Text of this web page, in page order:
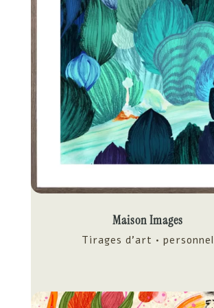
Maison Images
Tirages d'art • personnel